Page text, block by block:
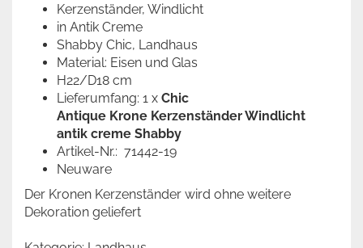
Kerzenständer, Windlicht
in Antik Creme
Shabby Chic, Landhaus
Material: Eisen und Glas
H22/D18 cm
Lieferumfang: 1 x Chic
Antique Krone Kerzenständer Windlicht
antik creme Shabby ​
Artikel-Nr.: 71442-19
Neuware
Der Kronen Kerzenständer wird ohne weitere
Dekoration geliefert